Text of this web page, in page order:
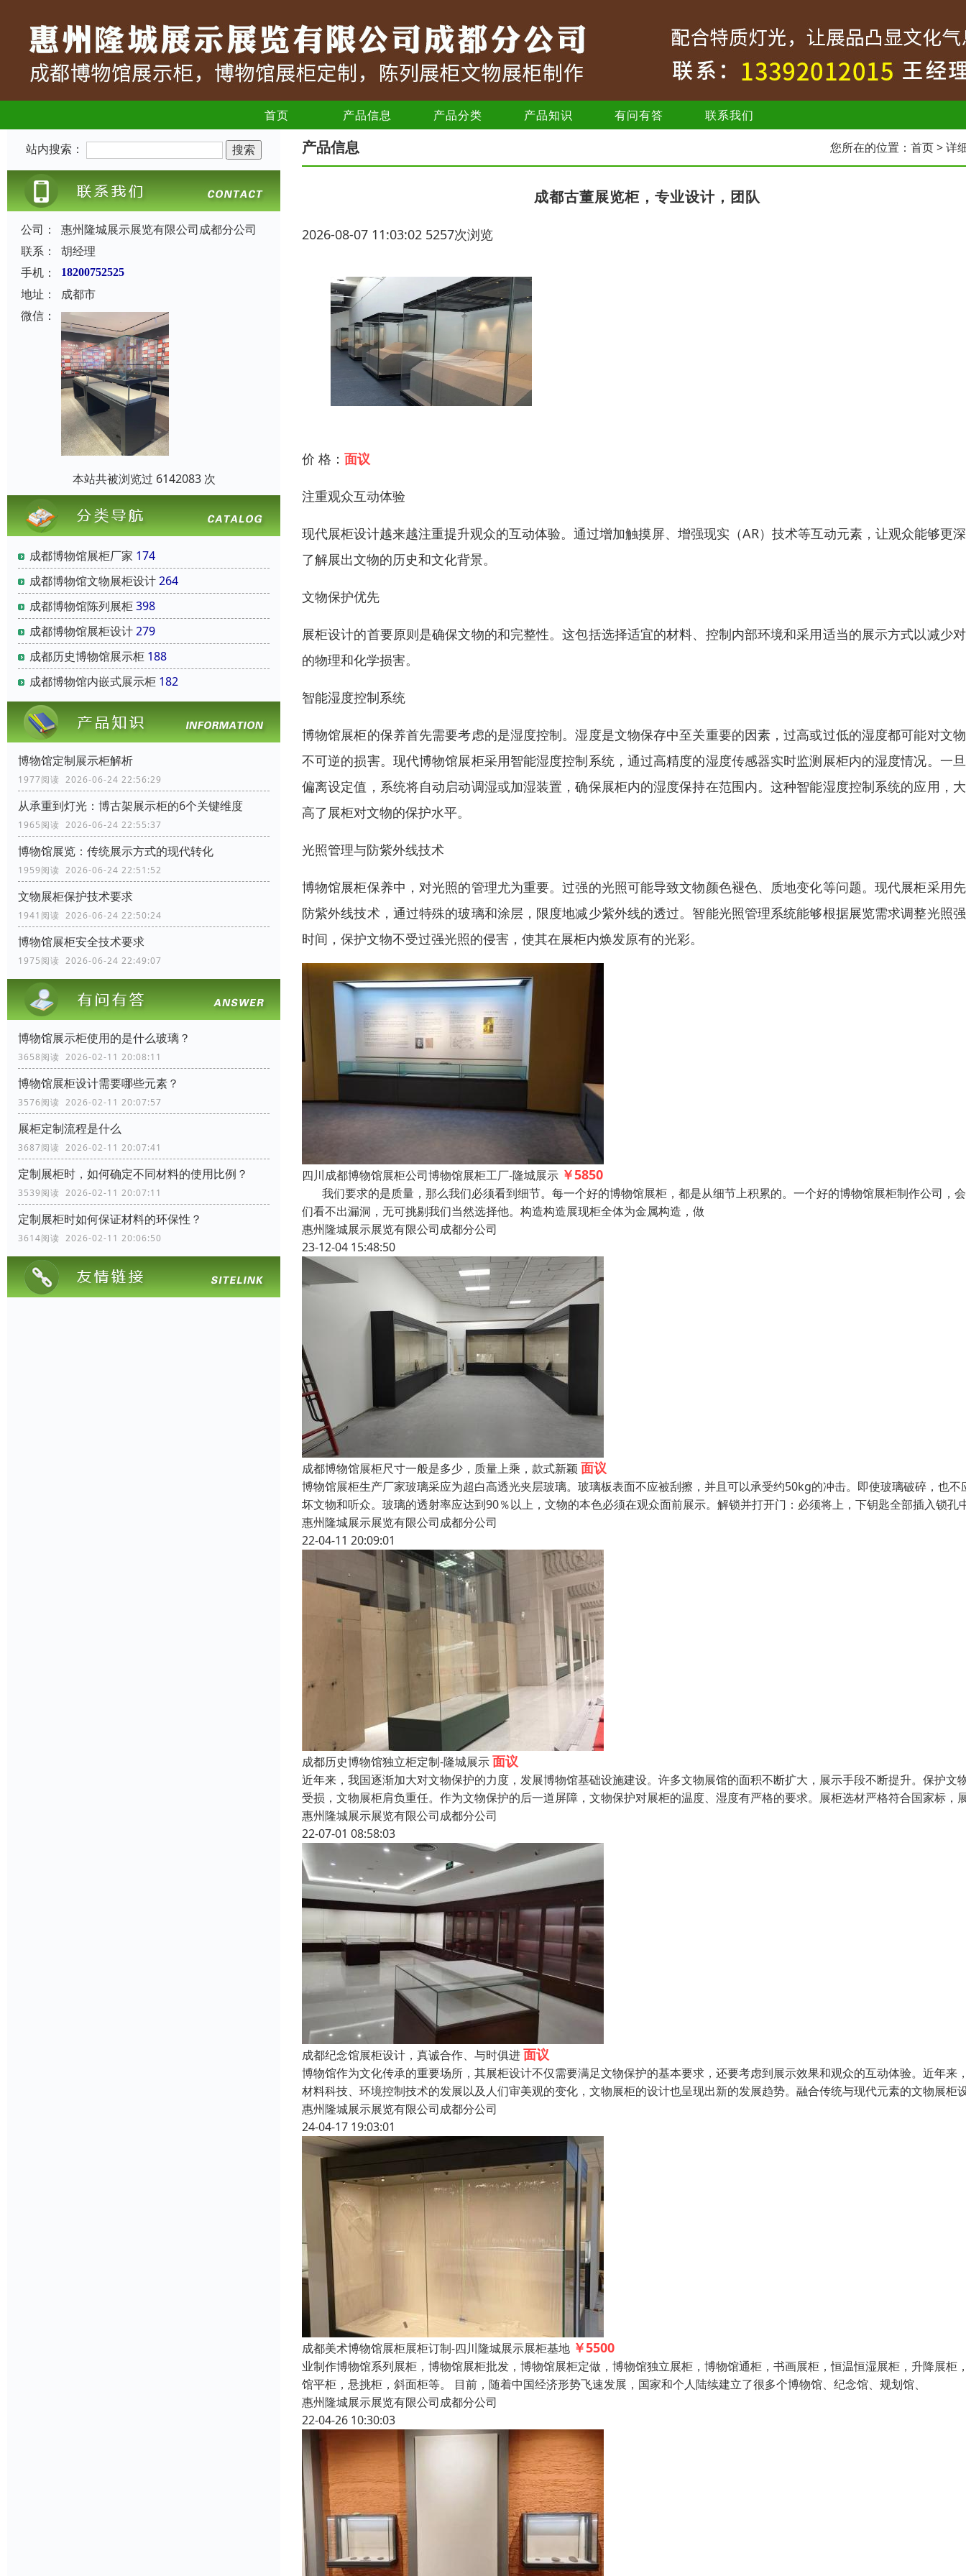
首页 产品信息 产品分类 产品知识 有问有答 联系我们
站内搜索：
公司：
惠州隆城展示展览有限公司成都分公司
联系：
胡经理
手机：
18200752525
地址：
成都市
微信：
本站共被浏览过 6142083 次
成都博物馆展柜厂家 174
成都博物馆文物展柜设计264
成都博物馆陈列展柜398
成都博物馆展柜设计279
成都历史博物馆展示柜 188
成都博物馆内嵌式展示柜 182
博物馆定制展示柜解析
1977阅读 2026-06-24 22:56:29
从承重到灯光：博古架展示柜的6个关键维度
1965阅读 2026-06-24 22:55:37
博物馆展览：传统展示方式的现代转化
1959阅读 2026-06-24 22:51:52
文物展柜保护技术要求
1941阅读 2026-06-24 22:50:24
博物馆展柜安全技术要求
1975阅读 2026-06-24 22:49:07
博物馆展示柜使用的是什么玻璃？
3658阅读 2026-02-11 20:08:11
博物馆展柜设计需要哪些元素？
3576阅读 2026-02-11 20:07:57
展柜定制流程是什么
3687阅读 2026-02-11 20:07:41
定制展柜时，如何确定不同材料的使用比例？
3539阅读 2026-02-11 20:07:11
定制展柜时如何保证材料的环保性？
3614阅读 2026-02-11 20:06:50
产品信息 您所在的位置： 首页> 详
成都古董展览柜，专业设计，团队
2026-08-07 11:03:02 5257次浏览
价 格： 面议
注重观众互动体验
现代展柜设计越来越注重提升观众的互动体验。通过增加触摸屏、增强现实（AR）技术等互动元素，让观众能够更
了解展出文物的历史和文化背景。
文物保护优先
展柜设计的首要原则是确保文物的和完整性。这包括选择适宜的材料、控制内部环境和采用适当的展示方式以减少
的物理和化学损害。
智能湿度控制系统
博物馆展柜的保养首先需要考虑的是湿度控制。湿度是文物保存中至关重要的因素，过高或过低的湿度都可能对文
不可逆的损害。现代博物馆展柜采用智能湿度控制系统，通过高精度的湿度传感器实时监测展柜内的湿度情况。一
偏离设定值，系统将自动启动调湿或加湿装置，确保展柜内的湿度保持在范围内。这种智能湿度控制系统的应用，
高了展柜对文物的保护水平。
光照管理与防紫外线技术
博物馆展柜保养中，对光照的管理尤为重要。过强的光照可能导致文物颜色褪色、质地变化等问题。现代展柜采用
防紫外线技术，通过特殊的玻璃和涂层，限度地减少紫外线的透过。智能光照管理系统能够根据展览需求调整光照
时间，保护文物不受过强光照的侵害，使其在展柜内焕发原有的光彩。
四川成都博物馆展柜公司博物馆展柜工厂-隆城展示 ￥5850
我们要求的是质量，那么我们必须看到细节。每一个好的博物馆展柜，都是从细节上积累的。一个好的博物馆展柜制作公司，
们看不出漏洞，无可挑剔我们当然选择他。构造构造展现柜全体为金属构造，做
惠州隆城展示展览有限公司成都分公司
23-12-04 15:48:50
成都博物馆展柜尺寸一般是多少，质量上乘，款式新颖 面议
博物馆展柜生产厂家玻璃采应为超白高透光夹层玻璃。玻璃板表面不应被刮擦，并且可以承受约50kg的冲击。即使玻璃破碎，也不
坏文物和听众。玻璃的透射率应达到90％以上，文物的本色必须在观众面前展示。解锁并打开门：必须将上，下钥匙全部插入锁孔
惠州隆城展示展览有限公司成都分公司
22-04-11 20:09:01
成都历史博物馆独立柜定制-隆城展示面议
近年来，我国逐渐加大对文物保护的力度，发展博物馆基础设施建设。许多文物展馆的面积不断扩大，展示手段不断提升。保护文
受损，文物展柜肩负重任。作为文物保护的后一道屏障，文物保护对展柜的温度、湿度有严格的要求。展柜选材严格符合国家标，
惠州隆城展示展览有限公司成都分公司
22-07-01 08:58:03
成都纪念馆展柜设计，真诚合作、与时俱进面议
博物馆作为文化传承的重要场所，其展柜设计不仅需要满足文物保护的基本要求，还要考虑到展示效果和观众的互动体验。近年来
材料科技、环境控制技术的发展以及人们审美观的变化，文物展柜的设计也呈现出新的发展趋势。融合传统与现代元素的文物展柜
惠州隆城展示展览有限公司成都分公司
24-04-17 19:03:01
成都美术博物馆展柜展柜订制-四川隆城展示展柜基地 ￥5500
业制作博物馆系列展柜，博物馆展柜批发，博物馆展柜定做，博物馆独立展柜，博物馆通柜，书画展柜，恒温恒湿展柜，升降展柜
馆平柜，悬挑柜，斜面柜等。 目前，随着中国经济形势飞速发展，国家和个人陆续建立了很多个博物馆、纪念馆、规划馆、
惠州隆城展示展览有限公司成都分公司
22-04-26 10:30:03